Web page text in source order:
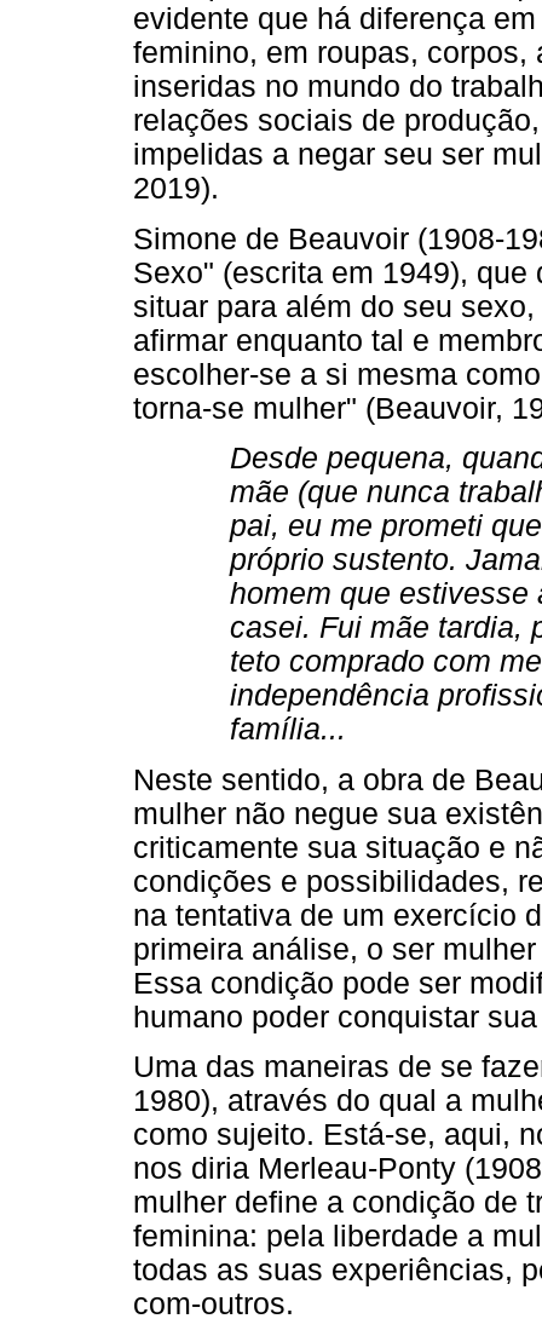
evidente que há diferença
feminino, em roupas,
inseridas no mundo do
relações sociais de
impelidas a negar seu ser
2019).
Simone de Beauvoir (1908-
Sexo" (escrita em 1949),
situar para além do seu
afirmar enquanto tal e
escolher-se a si mesma
torna-se mulher" (Beauvoir,
Desde pequena,
mãe (que nunca
pai, eu me prometi
próprio sustento.
homem que estivesse
casei. Fui mãe tardia,
teto comprado com
independência
família...
Neste sentido, a obra de
mulher não negue sua
criticamente sua situação e
condições e possibilidades,
na tentativa de um exercício
primeira análise, o ser
Essa condição pode ser
humano poder conquistar
Uma das maneiras de se
1980), através do qual a
como sujeito. Está-se, aqui,
nos diria Merleau-Ponty
mulher define a condição de
feminina: pela liberdade a
todas as suas experiências,
com-outros.